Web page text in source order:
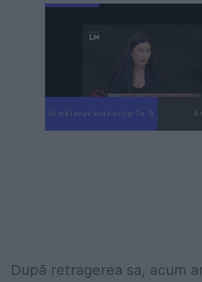
Următorul videoclip în 4
După retragerea sa, acum